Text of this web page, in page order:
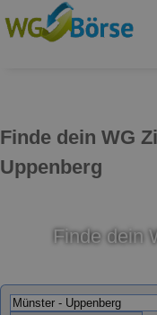
Finde dein WG
Uppenberg
Finde dein